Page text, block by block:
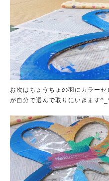
お次はちょうちょの羽にカラー
が自分で選んで取りにいきます